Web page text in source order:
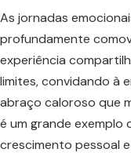
As jornadas
profundamente
experiência
limites, convidando à
abraço caloroso que
é um grande
crescimento pessoal